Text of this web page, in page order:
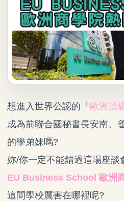
想進入世界公認的「 歐洲頂
成為前聯合國秘書長安南、
的學弟妹嗎?
妳/你一定不能錯過這場座談
EU Business School 歐洲
這間學校厲害在哪裡呢?